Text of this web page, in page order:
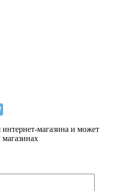
интернет-магазина и может